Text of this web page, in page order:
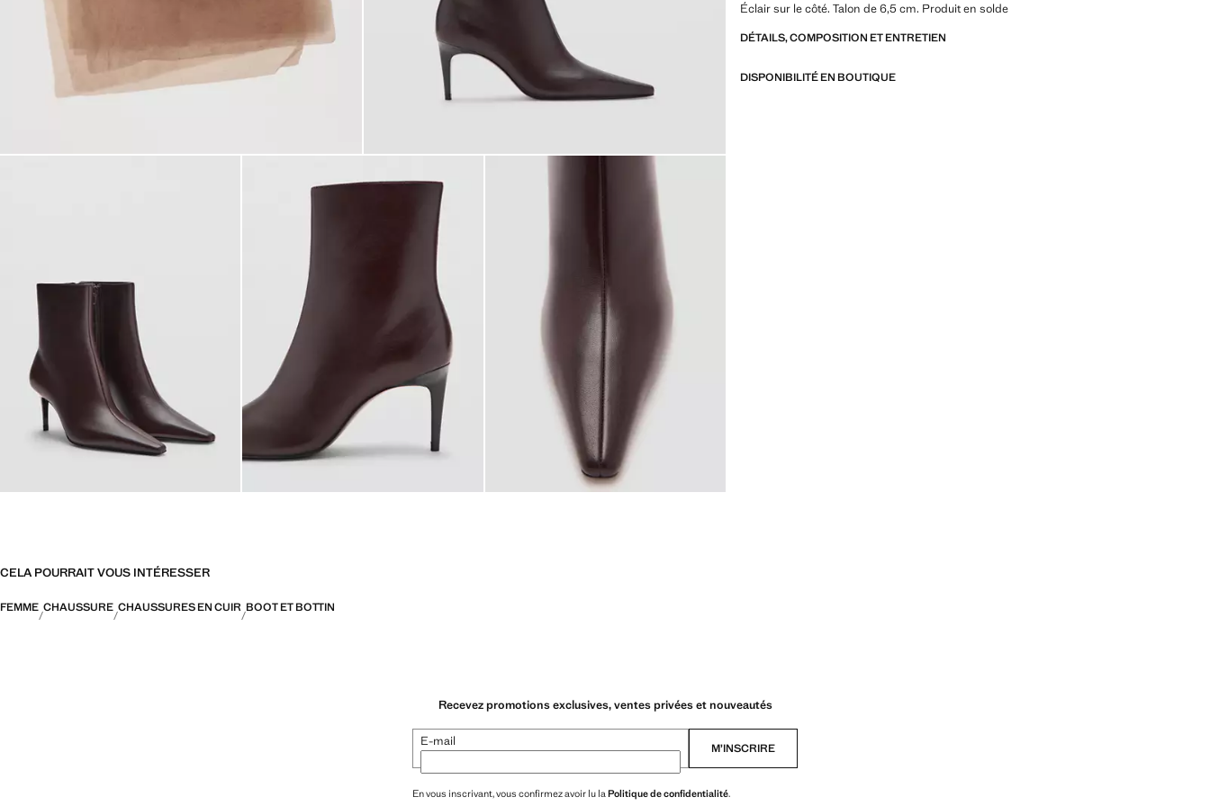
Éclair sur le côté. Talon de 6,5 cm. Produit en solde
DÉTAILS, COMPOSITION ET ENTRETIEN
DISPONIBILITÉ EN BOUTIQUE
CELA POURRAIT VOUS INTÉRESSER
FEMME CHAUSSURE CHAUSSURES EN CUIR BOOT ET BOTTIN
Recevez promotions exclusives, ventes privées et nouveautés
E-mail M’INSCRIRE
En vous inscrivant, vous confirmez avoir lu laPolitique de confidentialité.